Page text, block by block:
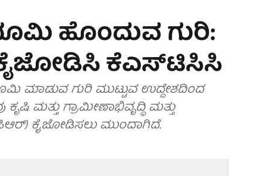
ಹೊಂದುವ ಗುರಿ:
ಕೆಎಸ್‌ಟಿಸಿಸಿ
ಮಾಡುವ ಗುರಿ ಮುಟ್ಟುವ ಉದ್ದೇಶದಿಂದ
ಮತ್ತು ಗ್ರಾಮೀಣಾಭಿವೃದ್ಧಿ ಮತ್ತು
ಕೈಜೋಡಿಸಲು ಮುಂದಾಗಿದೆ.